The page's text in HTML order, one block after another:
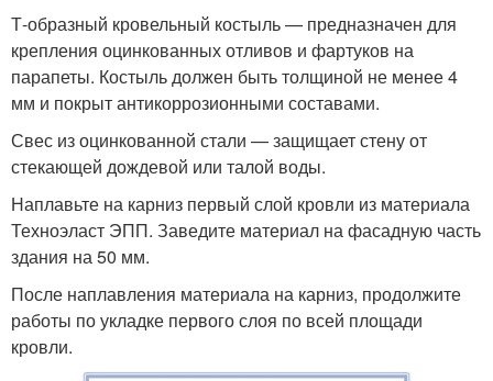
Т-образный кровельный костыль — предназначен для
крепления оцинкованных отливов и фартуков на
парапеты. Костыль должен быть толщиной не менее 4
мм и покрыт антикоррозионными составами.
Свес из оцинкованной стали — защищает стену от
стекающей дождевой или талой воды.
Наплавьте на карниз первый слой кровли из материала
Техноэласт ЭПП. Заведите материал на фасадную часть
здания на 50 мм.
После наплавления материала на карниз, продолжите
работы по укладке первого слоя по всей площади
кровли.